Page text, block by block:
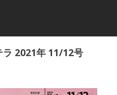
2021年 11/12号